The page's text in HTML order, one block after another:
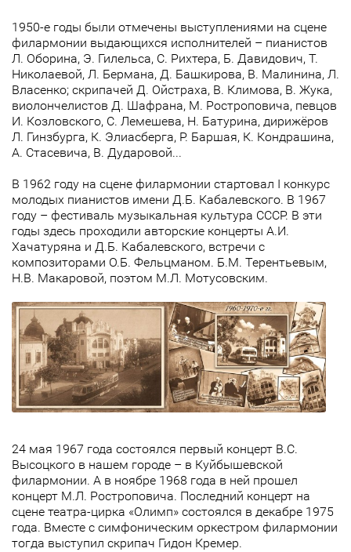
1950-е годы были отмечены выступлениями на сцене
филармонии выдающихся исполнителей – пианистов
Л. Оборина, Э. Гилельса, С. Рихтера, Б. Давидович, Т.
Николаевой, Л. Бермана, Д. Башкирова, В. Малинина, Л.
Власенко; скрипачей Д. Ойстраха, В. Климова, В. Жука,
виолончелистов Д. Шафрана, М. Ростроповича, певцов
И. Козловского, С. Лемешева, Н. Батурина, дирижёров
Л. Гинзбурга, К. Элиасберга, Р. Баршая, К. Кондрашина,
А. Стасевича, В. Дударовой...
В 1962 году на сцене филармонии стартовал I конкурс
молодых пианистов имени Д.Б. Кабалевского. В 1967
году – фестиваль музыкальная культура СССР. В эти
годы здесь проходили авторские концерты А.И.
Хачатуряна и Д.Б. Кабалевского, встречи с
композиторами О.Б. Фельцманом. Б.М. Терентьевым,
Н.В. Макаровой, поэтом М.Л. Мотусовским.
24 мая 1967 года состоялся первый концерт В.С.
Высоцкого в нашем городе – в Куйбышевской
филармонии. А в ноябре 1968 года в ней прошел
концерт М.Л. Ростроповича. Последний концерт на
сцене театра-цирка «Олимп» состоялся в декабре 1975
года. Вместе с симфоническим оркестром филармонии
тогда выступил скрипач Гидон Кремер.